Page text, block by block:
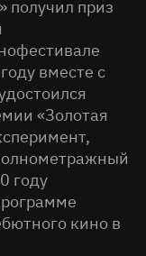
получил приз
вместе с
«Золотая
году
кино в